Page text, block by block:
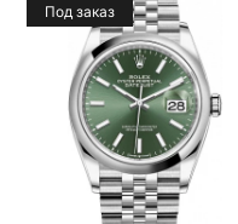
Под заказ